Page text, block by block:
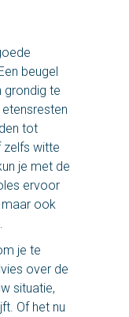
beugel
grondig te
tot
zelfs witte
je met de
ervoor
maar ook
je te
over de
situatie,
Of het nu